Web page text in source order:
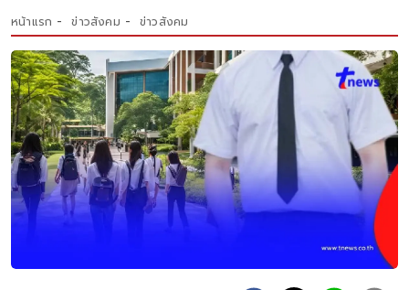
หน้าแรก ข่าวสังคม ข่าวสังคม